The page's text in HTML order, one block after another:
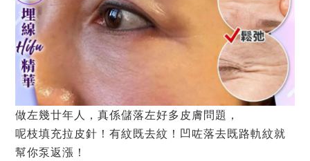
做左幾廿年⼈，真係儲落左好多⽪膚問題，
呢枝填充拉⽪針！有紋既去紋！凹咗落去既路軌紋就
幫你泵返漲！